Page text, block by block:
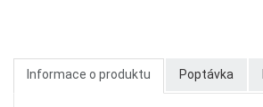
Informace o produktu Poptávka